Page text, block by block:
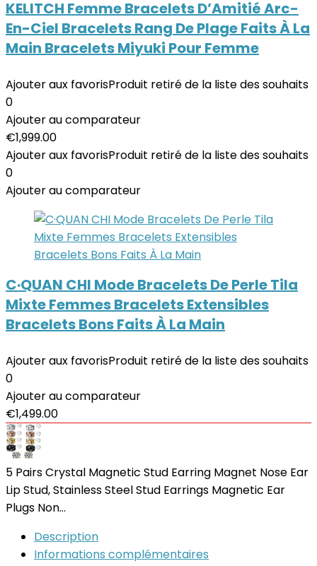
KELITCH Femme Bracelets D’Amitié Arc-
En-Ciel Bracelets Rang De Plage Faits À La
Main Bracelets Miyuki Pour Femme
Ajouter aux favorisProduit retiré de la liste des souhaits
0
Ajouter au comparateur
€1,999.00
Ajouter aux favorisProduit retiré de la liste des souhaits
0
Ajouter au comparateur
C·QUAN CHI Mode Bracelets De Perle Tila
Mixte Femmes Bracelets Extensibles
Bracelets Bons Faits À La Main
Ajouter aux favorisProduit retiré de la liste des souhaits
0
Ajouter au comparateur
€1,499.00
5 Pairs Crystal Magnetic Stud Earring Magnet Nose Ear
Lip Stud, Stainless Steel Stud Earrings Magnetic Ear
Plugs Non…
Description
Informations complémentaires